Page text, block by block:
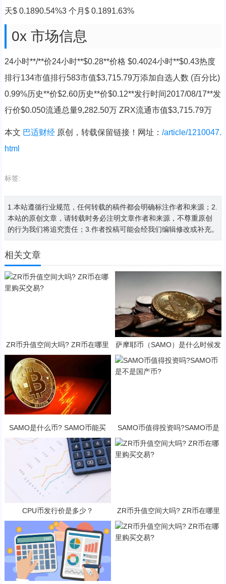
天$ 0.1890.54%3 个月$ 0.1891.63%
0x 市场信息
24小时**/**价24小时**$0.28**价格 $0.4024小时**$0.43热度
排行134市值排行583市值$3,715.79万添加自选人数 (百分比)
0.99%历史**价$2.60历史**价$0.12**发行时间2017/08/17**发
行价$0.050流通总量9,282.50万 ZRX流通市值$3,715.79万
本文 巴适财经原创，转载保留链接！网址： /article/1210047.
html
标签:
1.本站遵循行业规范，任何转载的稿件都会明确标注作者和来源；2.
本站的原创文章，请转载时务必注明文章作者和来源，不尊重原创
的行为我们将追究责任；3.作者投稿可能会经我们编辑修改或补充。
相关文章
ZR币升值空间大吗? ZR币在哪里
购买交易?
萨摩耶币（SAMO）是什么时候发
SAMO是什么币? SAMO币能买
SAMO币值得投资吗?SAMO币是
CPU币发行价是多少？
ZR币升值空间大吗? ZR币在哪里
购买交易?